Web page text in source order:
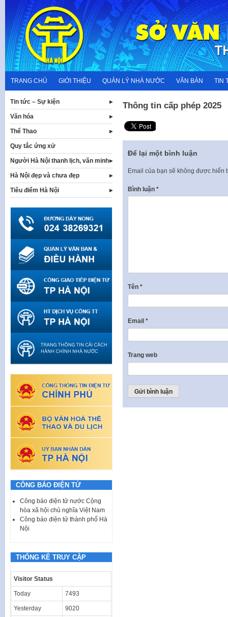
content
TRANG CHỦ GIỚI THIỆU QUẢN LÝ NHÀ NƯỚC VĂN BẢN TIN
Thông tin cấp phép 2025
Để lại một bình luận
Email của bạn sẽ không được hiển
Bình luận *
Tên *
Email *
Trang web
Tin tức – Sự kiện
Văn hóa
Thể Thao
Quy tắc ứng xử
Người Hà Nội thanh lịch, văn minh
Hà Nội đẹp và chưa đẹp
Tiêu điểm Hà Nội
CÔNG BÁO ĐIỆN TỬ
Công báo điện tử nước Cộng
hòa xã hội chủ nghĩa Việt Nam
Công báo điện tử thành phố Hà
Nội
THỐNG KÊ TRUY CẬP
Visitor Status
Today 7493
Yesterday 9020